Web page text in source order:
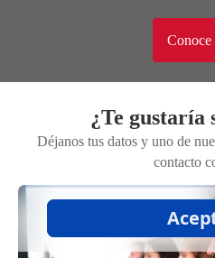
Conoce
​¿Te gustaría
Déjanos tus datos y uno de
contacto